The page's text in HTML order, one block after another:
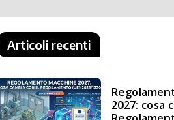
Articoli recenti
2027: cosa